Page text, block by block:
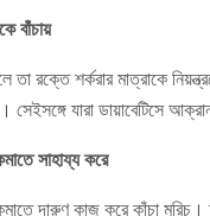
বাঁচায়
তা রক্তে শর্করার মাত্রাকে
যারা ডায়াবেটিসে
সাহায্য করে
দারুণ কাজ করে কাঁচা